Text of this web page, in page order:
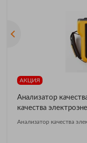
АКЦИЯ
Анализатор
качества
Анализатор качества